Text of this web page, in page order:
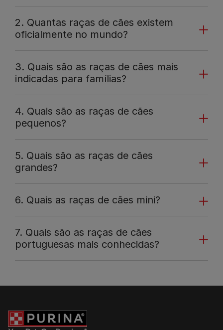
2. Quantas raças de cães existem
oficialmente no mundo?
3. Quais são as raças de cães mais
indicadas para famílias?
4. Quais são as raças de cães
pequenos?
5. Quais são as raças de cães
grandes?
6. Quais as raças de cães mini?
7. Quais são as raças de cães
portuguesas mais conhecidas?